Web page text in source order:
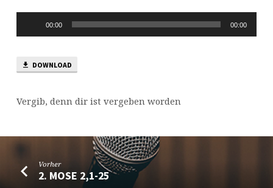
00:00 00:00
DOWNLOAD
Vergib, denn dir ist vergeben worden
Vorher
2. MOSE 2,1-25